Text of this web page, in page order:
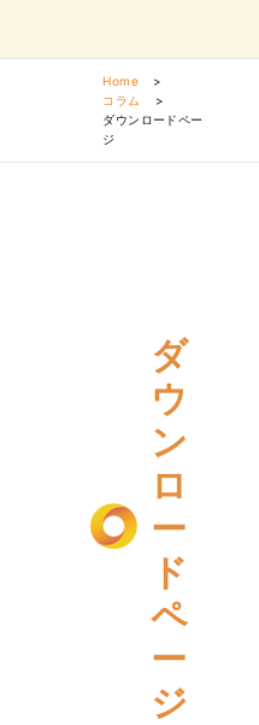
Home
>
コラム
>
ダウンロードペー
ジ
ダ
ウ
ン
ロ
ー
ド
ペ
ー
ジ